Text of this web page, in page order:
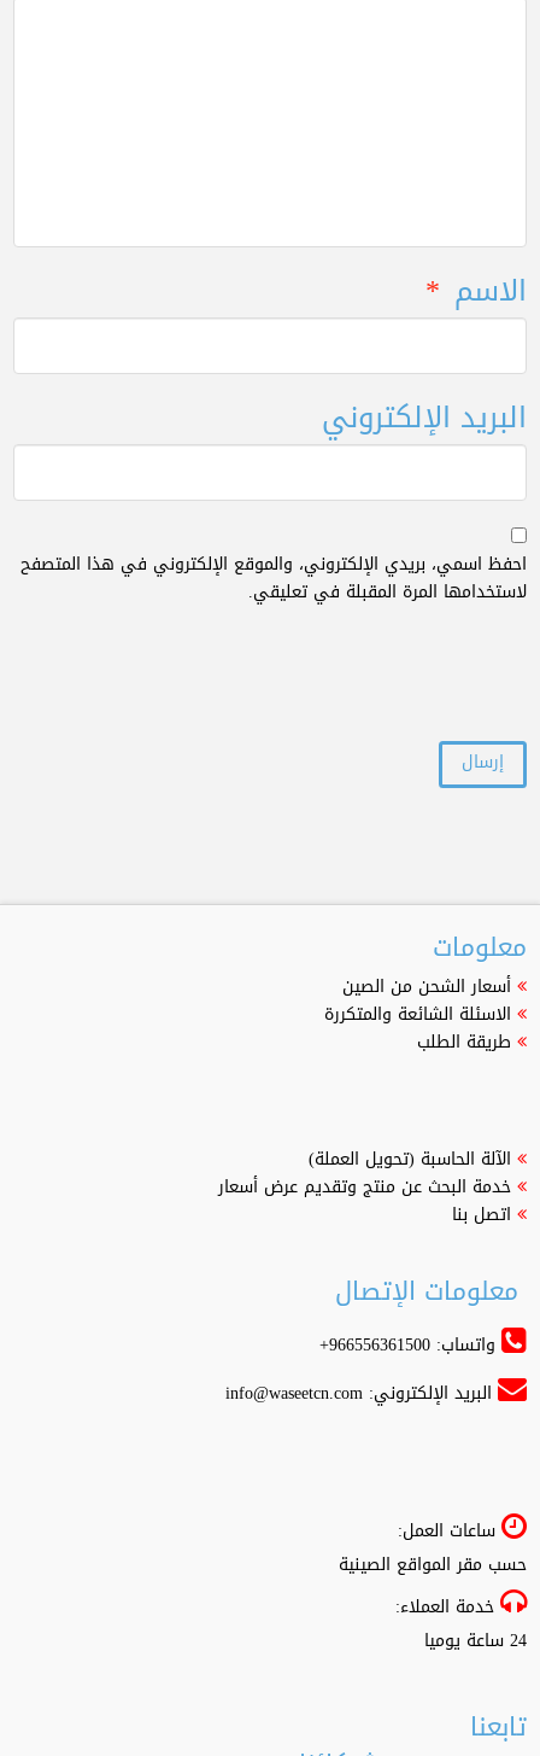
الاسم *
البريد الإلكتروني
احفظ اسمي، بريدي الإلكتروني، والموقع الإلكتروني في هذا المتصفح
لاستخدامها المرة المقبلة في تعليقي.
معلومات
أسعار الشحن من الصين
الاسئلة الشائعة والمتكررة
طريقة الطلب
الآلة الحاسبة (تحويل العملة)
خدمة البحث عن منتج وتقديم عرض أسعار
اتصل بنا
معلومات الإتصال
واتساب: 966556361500+
البريد الإلكتروني:info@waseetcn.com
ساعات العمل:
حسب مقر المواقع الصينية
خدمة العملاء:
24 ساعة يوميا
تابعنا